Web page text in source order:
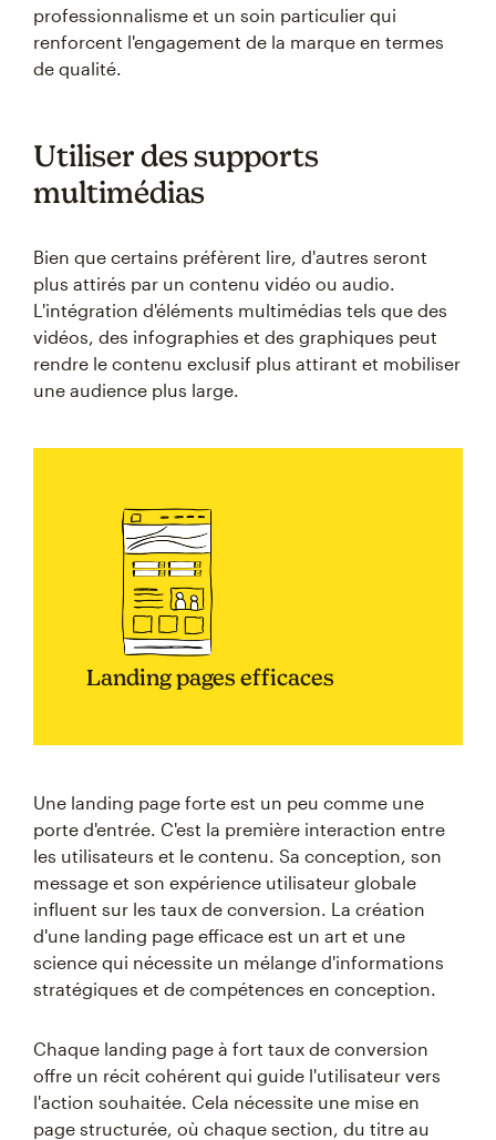
professionnalisme et un soin particulier qui
renforcent l'engagement de la marque en termes
de qualité.
Utiliser des supports
multimédias
Bien que certains préfèrent lire, d'autres seront
plus attirés par un contenu vidéo ou audio.
L'intégration d'éléments multimédias tels que des
vidéos, des infographies et des graphiques peut
rendre le contenu exclusif plus attirant et mobiliser
une audience plus large.
Landing pages efficaces
Une landing page forte est un peu comme une
porte d'entrée. C'est la première interaction entre
les utilisateurs et le contenu. Sa conception, son
message et son expérience utilisateur globale
influent sur les taux de conversion. La création
d'une landing page efficace est un art et une
science qui nécessite un mélange d'informations
stratégiques et de compétences en conception.
Chaque landing page à fort taux de conversion
offre un récit cohérent qui guide l'utilisateur vers
l'action souhaitée. Cela nécessite une mise en
page structurée, où chaque section, du titre au